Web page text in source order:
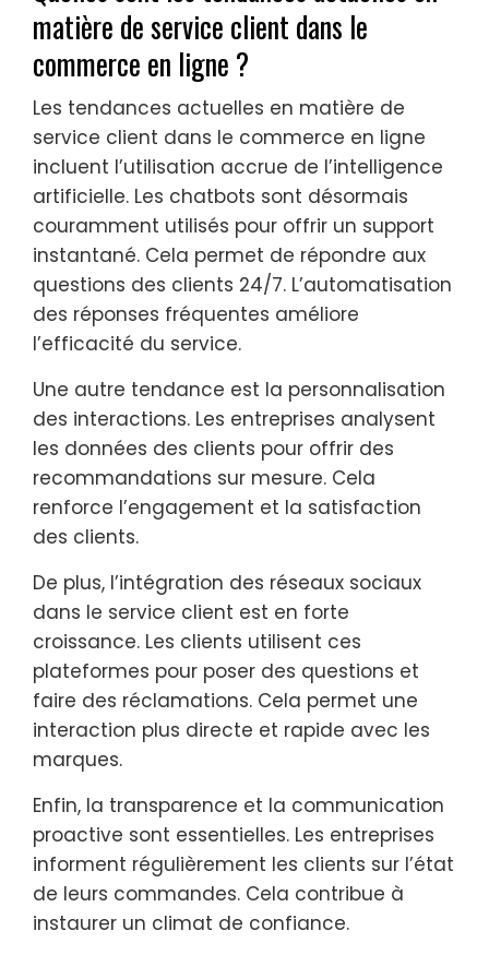
matière de service client dans le
commerce en ligne ?
Les tendances actuelles en matière de
service client dans le commerce en ligne
incluent l’utilisation accrue de l’intelligence
artificielle. Les chatbots sont désormais
couramment utilisés pour offrir un support
instantané. Cela permet de répondre aux
questions des clients 24/7. L’automatisation
des réponses fréquentes améliore
l’efficacité du service.
Une autre tendance est la personnalisation
des interactions. Les entreprises analysent
les données des clients pour offrir des
recommandations sur mesure. Cela
renforce l’engagement et la satisfaction
des clients.
De plus, l’intégration des réseaux sociaux
dans le service client est en forte
croissance. Les clients utilisent ces
plateformes pour poser des questions et
faire des réclamations. Cela permet une
interaction plus directe et rapide avec les
marques.
Enfin, la transparence et la communication
proactive sont essentielles. Les entreprises
informent régulièrement les clients sur l’état
de leurs commandes. Cela contribue à
instaurer un climat de confiance.